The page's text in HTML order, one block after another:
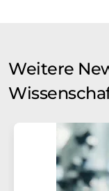
Weitere